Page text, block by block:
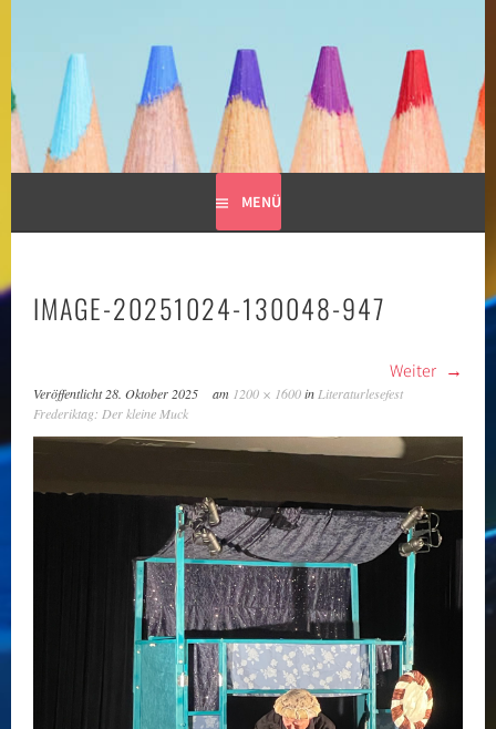
GRUNDSCHULE LIMESPARK
MENÜ
IMAGE-20251024-130048-947
Weiter
Veröffentlicht28. Oktober 2025 am 1200 × 1600in Literaturlesefest
Frederiktag: Der kleine Muck